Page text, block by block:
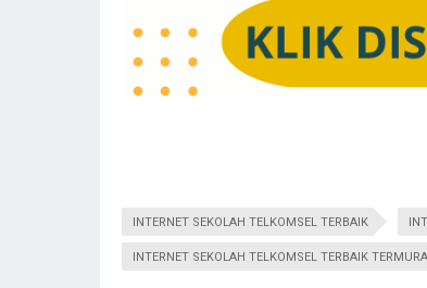
INTERNET SEKOLAH TELKOMSEL TERBAIK
INTERNET SEKOLAH TELKOMSEL TERBAIK